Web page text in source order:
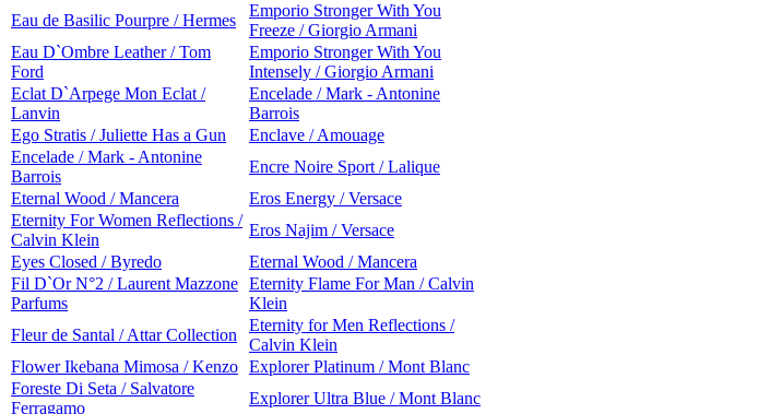
Eau de Basilic Pourpre / Hermes
Emporio Stronger With You
Freeze / Giorgio Armani
Eau D`Ombre Leather / Tom
Ford
Emporio Stronger With You
Intensely / Giorgio Armani
Eclat D`Arpege Mon Eclat /
Lanvin
Encelade / Mark - Antonine
Barrois
Ego Stratis / Juliette Has a Gun
Enclave / Amouage
Encelade / Mark - Antonine
Barrois
Encre Noire Sport / Lalique
Eternal Wood / Mancera
Eros Energy / Versace
Eternity For Women Reflections /
Calvin Klein
Eros Najim / Versace
Eyes Closed / Byredo
Eternal Wood / Mancera
Fil D`Or N°2 / Laurent Mazzone
Parfums
Eternity Flame For Man / Calvin
Klein
Fleur de Santal / Attar Collection
Eternity for Men Reflections /
Calvin Klein
Flower Ikebana Mimosa / Kenzo Explorer Platinum / Mont Blanc
Foreste Di Seta / Salvatore
Ferragamo
Explorer Ultra Blue / Mont Blanc